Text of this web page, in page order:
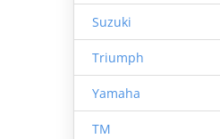
Suzuki
Triumph
Yamaha
TM